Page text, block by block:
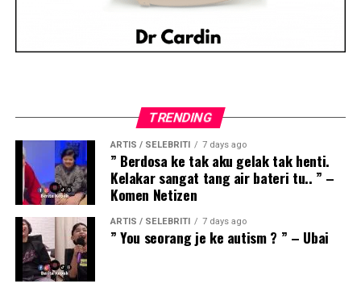
TRENDING
ARTIS / SELEBRITI 7 days ago
” Berdosa ke tak aku gelak tak henti.
Kelakar sangat tang air bateri tu.. ” –
Komen Netizen
ARTIS / SELEBRITI 7 days ago
” You seorang je ke autism ? ” – Ubai